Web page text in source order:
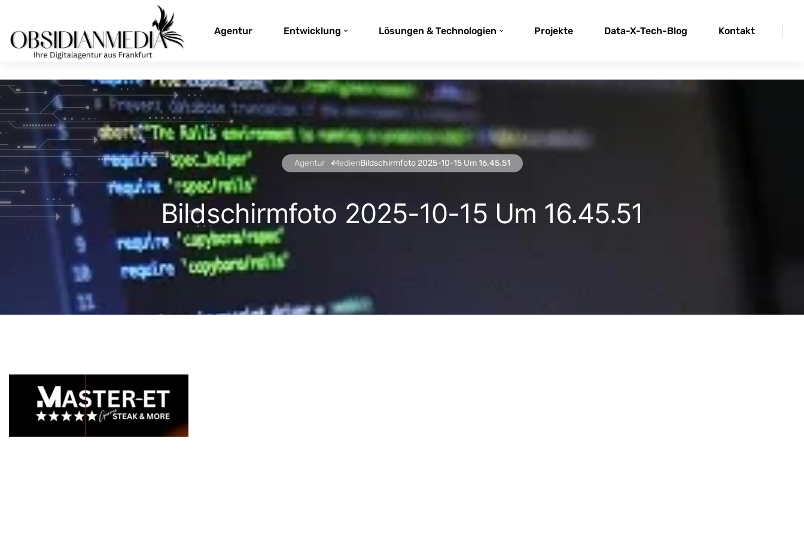
Agentur Entwicklung Lösungen & Technologien Projekte Data-X-Tech-Blog Kontakt
Agentur MedienBildschirmfoto 2025-10-15 Um 16.45.51
Bildschirmfoto 2025-10-15 Um 16.45.51